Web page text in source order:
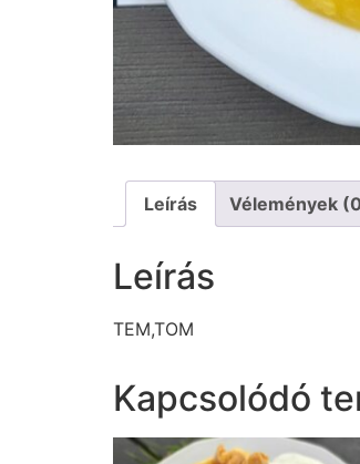
Leírás Vélemények
Leírás
TEM,TOM
Kapcsolódó